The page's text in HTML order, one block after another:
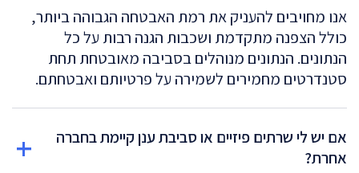
אנו מחויבים להעניק את רמת האבטחה הגבוהה ביותר,
כולל הצפנה מתקדמת ושכבות הגנה רבות על כל
הנתונים. הנתונים מנוהלים בסביבה מאובטחת תחת
סטנדרטים מחמירים לשמירה על פרטיותם ואבטחתם.
אם יש לי שרתים פיזיים או סביבת ענן קיימת בחברה
אחרת?